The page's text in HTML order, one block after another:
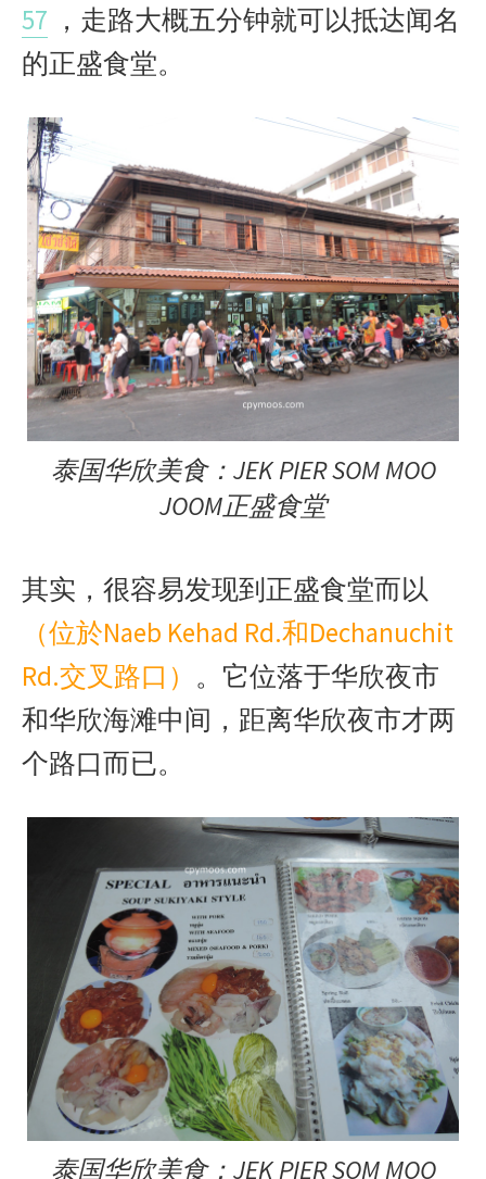
57 ，走路大概五分钟就可以抵达闻名
的正盛食堂。
泰国华欣美食：JEK PIER SOM MOO
JOOM正盛食堂
其实，很容易发现到正盛食堂而以
（位於Naeb Kehad Rd.和Dechanuchit
Rd.交叉路口） 。它位落于华欣夜市
和华欣海滩中间，距离华欣夜市才两
个路口而已。
泰国华欣美食：JEK PIER SOM MOO